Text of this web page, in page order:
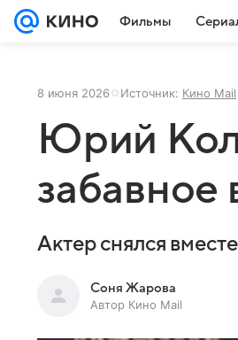
Фильмы
8 июня 2026 Источник: Кино Mail
Юрий
забавное
Актер снялся
Соня Жарова
Автор Кино Mail